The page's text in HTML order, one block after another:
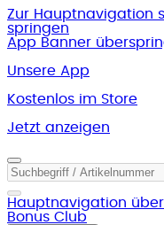
Zur Hauptnavigation
springen
App Banner
Unsere App
Kostenlos im Store
Jetzt anzeigen
Hauptnavigation
Bonus Club